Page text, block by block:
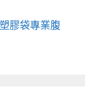
膠袋專業腹